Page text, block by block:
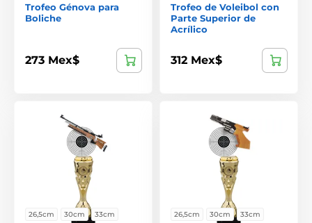
Trofeo Génova para
Boliche
273 Mex$
Trofeo de Voleibol con
Parte Superior de
Acrílico
312 Mex$
26,5cm 30cm 33cm 26,5cm 30cm 33cm